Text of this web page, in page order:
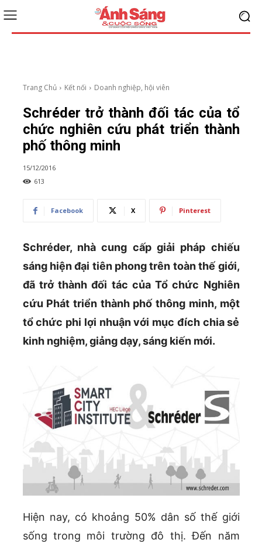
Trang Chủ Kết nối Doanh nghiệp, hội viên
Schréder trở thành đối tác của tổ
chức nghiên cứu phát triển thành
phố thông minh
15/12/2016
613
Facebook X Pinterest
Schréder, nhà cung cấp giải pháp chiếu
sáng hiện đại tiên phong trên toàn thế giới,
đã trở thành đối tác của Tổ chức Nghiên
cứu Phát triển thành phố thông minh, một
tổ chức phi lợi nhuận với mục đích chia sẻ
kinh nghiệm, giảng dạy, sáng kiến mới.
Hiện nay, có khoảng 50% dân số thế giới
sống trong môi trường đô thị. Đến năm